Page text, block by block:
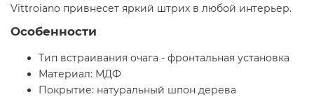
Vittroiano привнесет яркий штрих в любой интерьер.
Особенности
Тип встраивания очага - фронтальная установка
Материал: МДФ
Покрытие: натуральный шпон дерева